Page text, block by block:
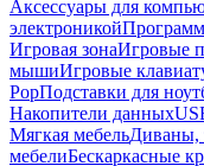
Аксессуары для
электроникой
Игровая зонаИгровые
мышиИгровые
PopПодставки для
Накопители данных
Мягкая мебельДиваны,
мебелиБескаркасные